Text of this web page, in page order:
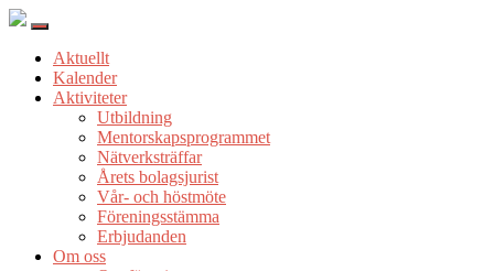
Aktuellt
Kalender
Aktiviteter
Utbildning
Mentorskapsprogrammet
Nätverksträffar
Årets bolagsjurist
Vår- och höstmöte
Föreningsstämma
Erbjudanden
Om oss